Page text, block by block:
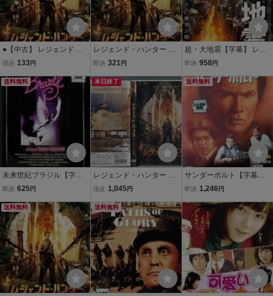
●【中古】 レジェンド・
ハンター ハリウッドの秘
[DVD]
現在 133 円
レジェンド・ハンター ハ
リウッドの秘宝【字幕】
即決 321 円
超・大地震【字幕】 レン
タル落ち 中古 DVD ケー
即決 958円
送料無料
未来世紀ブラジル【字
幕】 レンタル落ち 中古 D
即決 625円
本日終了
レジェンド・ハンター ハ
リウッドの秘宝/ 中古DVD
コッケレル/ウィリアム・
モーズリー/a2174
現在 1,045円
送料無料
サンダーボルト【字幕】
レンタル落ち 中古 DVD
即決 1,246 円
送料無料 送料無料